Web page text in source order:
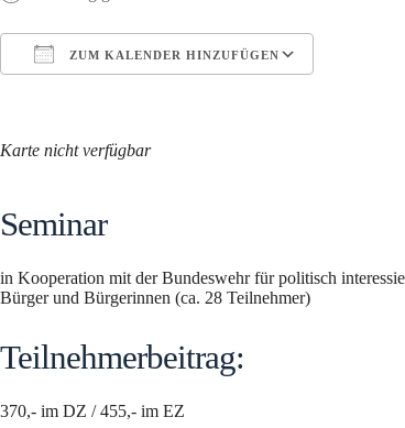
ZUM KALENDER HINZUFÜGEN
Karte nicht verfügbar
Seminar
in Kooperation mit der Bundeswehr für politisch
Bürger und Bürgerinnen (ca. 28 Teilnehmer)
Teilnehmerbeitrag:
370,- im DZ / 455,- im EZ